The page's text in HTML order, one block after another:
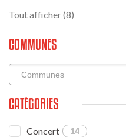
Tout afficher (8)
COMMUNES
CATÉGORIES
Concert 14